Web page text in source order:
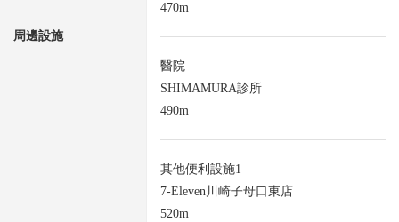
周邊設施
470m
醫院
SHIMAMURA診所
490m
其他便利設施1
7-Eleven川崎子母口東店
520m